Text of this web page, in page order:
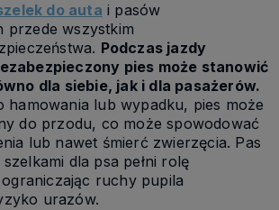
do auta i pasów
przede wszystkim
Podczas jazdy
pies może stanowić
dla siebie, jak i dla pasażerów.
hamowania lub wypadku, pies może
do przodu, co może spowodować
lub nawet śmierć zwierzęcia. Pas
dla psa pełni rolę
ruchy pupila
urazów.